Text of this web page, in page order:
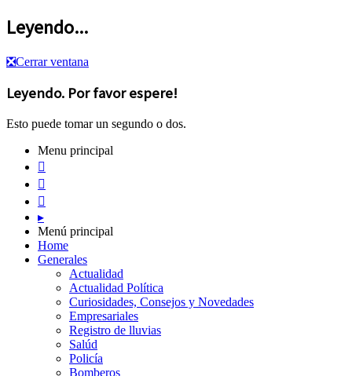
Leyendo...
❎Cerrar ventana
Leyendo. Por favor espere!
Esto puede tomar un segundo o dos.
Menu principal



▸
Menú principal
Home
Generales
Actualidad
Actualidad Política
Curiosidades, Consejos y Novedades
Empresariales
Registro de lluvias
Salúd
Policía
Bomberos